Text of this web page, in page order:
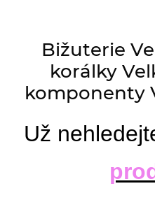
Bižuterie
korálky
komponenty
Už